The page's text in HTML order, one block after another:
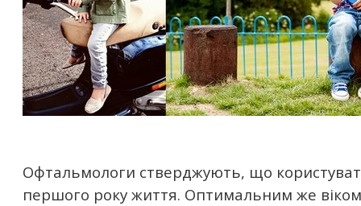
Офтальмологи стверджують, що
першого року життя. Оптимальним же